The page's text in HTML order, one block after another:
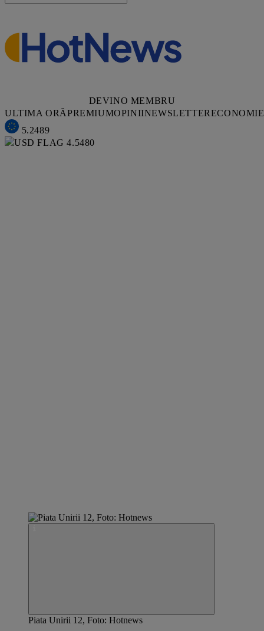
DEVINO MEMBRU
ULTIMA ORĂPREMIUMOPINIINEWSLETTERECONOMIE
5.2489
4.5480
Piata Unirii 12, Foto: Hotnews